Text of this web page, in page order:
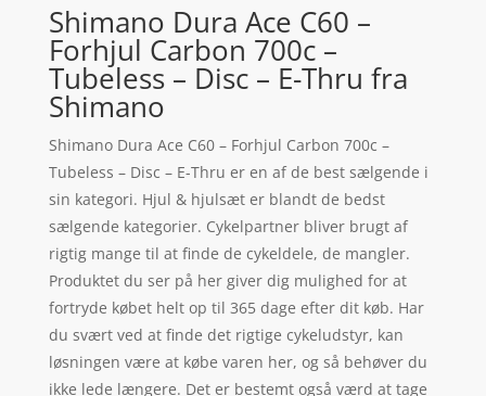
Shimano Dura Ace C60 –
Forhjul Carbon 700c –
Tubeless – Disc – E-Thru fra
Shimano
Shimano Dura Ace C60 – Forhjul Carbon 700c –
Tubeless – Disc – E-Thru er en af de best sælgende i
sin kategori. Hjul & hjulsæt er blandt de bedst
sælgende kategorier. Cykelpartner bliver brugt af
rigtig mange til at finde de cykeldele, de mangler.
Produktet du ser på her giver dig mulighed for at
fortryde købet helt op til 365 dage efter dit køb. Har
du svært ved at finde det rigtige cykeludstyr, kan
løsningen være at købe varen her, og så behøver du
ikke lede længere. Det er bestemt også værd at tage